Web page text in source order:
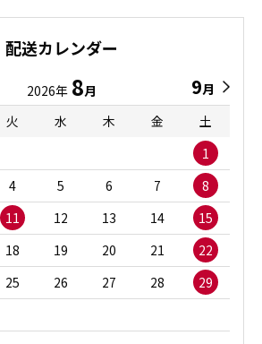
配送カレンダー
2026年 8月 9月
火 水 木 金
土
1
4 5 6 7
8
11 12 13 14
15
18 19 20 21
22
25 26 27 28
29